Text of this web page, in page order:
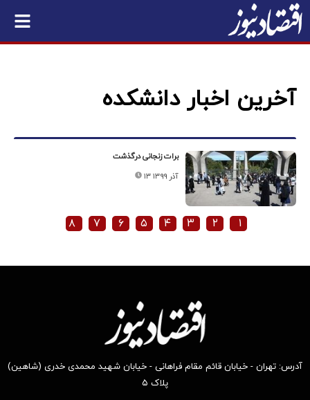
آخرین اخبار دانشکده
برات زنجانی درگذشت
۱۳ آذر ۱۳۹۹
۱ ۲ ۳ ۴ ۵ ۶ ۷ ۸
آدرس: تهران - خیابان قائم مقام فراهانی - خیابان شهید محمدی خدری (شاهین)
پلاک ۵